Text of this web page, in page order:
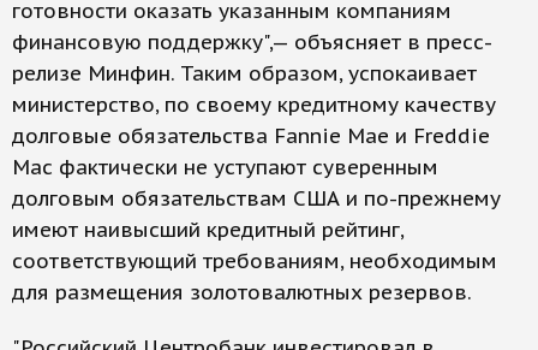
готовности оказать указанным компаниям
финансовую поддержку",— объясняет в пресс-
релизе Минфин. Таким образом, успокаивает
министерство, по своему кредитному качеству
долговые обязательства Fannie Mae и Freddie
Mac фактически не уступают суверенным
долговым обязательствам США и по-прежнему
имеют наивысший кредитный рейтинг,
соответствующий требованиям, необходимым
для размещения золотовалютных резервов.